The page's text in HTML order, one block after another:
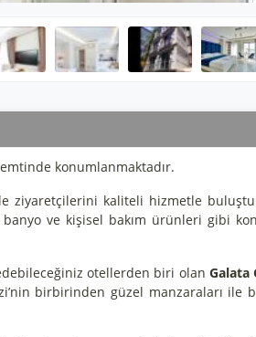
konumlanmaktadır.
ziyaretçilerini kaliteli hizmetle
ve kişisel bakım ürünleri gibi
otellerden biri olan Galata
birbirinden güzel manzaraları ile